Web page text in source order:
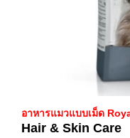
อาหารแมวแบบเม็ด
Hair & Skin Care